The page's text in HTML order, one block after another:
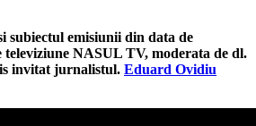
subiectul emisiunii din data de
televiziune NASUL TV, moderata de dl.
invitat jurnalistul. Eduard Ovidiu